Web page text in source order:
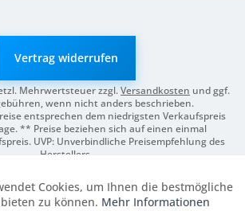
Vertrag widerrufen
Mehrwertsteuer zzgl.Versandkosten und ggf.
wenn nicht anders beschrieben.
entsprechen dem niedrigsten Verkaufspreis
** Preise beziehen sich auf einen einmal
UVP: Unverbindliche Preisempfehlung des
Herstellers.
Aktiv
Cookies, um Ihnen die bestmögliche
zu können. Mehr Informationen